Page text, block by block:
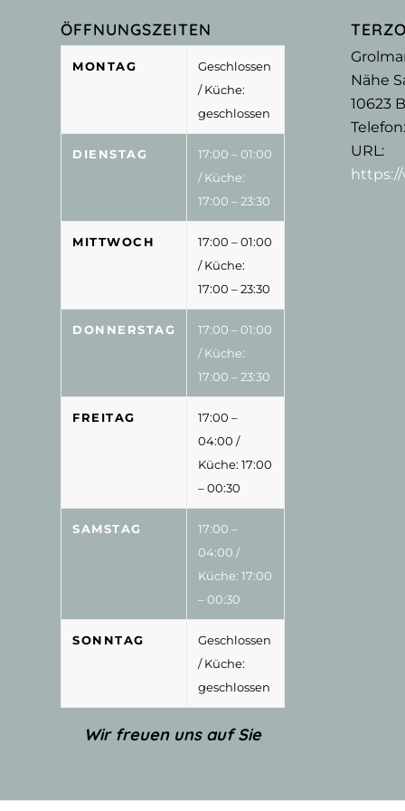
ÖFFNUNGSZEITEN
MONTAG
Geschlossen
/ Küche:
geschlossen
DIENSTAG
17:00 – 01:00
/ Küche:
17:00 – 23:30
MITTWOCH
17:00 – 01:00
/ Küche:
17:00 – 23:30
DONNERSTAG
17:00 – 01:00
/ Küche:
17:00 – 23:30
FREITAG
17:00 –
04:00 /
Küche: 17:00
– 00:30
SAMSTAG
17:00 –
04:00 /
Küche: 17:00
– 00:30
SONNTAG
Geschlossen
/ Küche:
geschlossen
Wir freuen uns auf Sie
Nähe
10623
Telefon:
URL: